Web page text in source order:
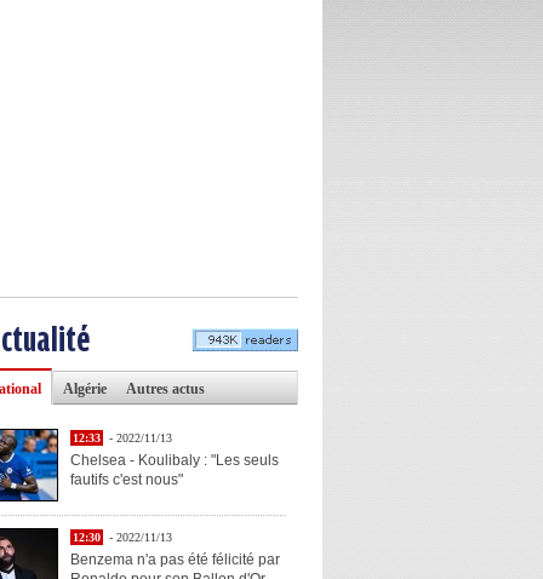
Algérie Autres actus
12:33 - 2022/11/13
Chelsea - Koulibaly : "Les seuls
fautifs c'est nous"
12:30 - 2022/11/13
Benzema n'a pas été félicité par